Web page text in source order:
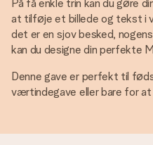
På få enkle trin kan du gøre
at tilføje et billede og tekst i
det er en sjov besked,
kan du designe din perfekte
Denne gave er perfekt til
værtindegave eller bare for at